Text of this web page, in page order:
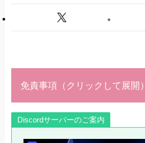
免責事項（クリックして展開）
Discordサーバーのご案内